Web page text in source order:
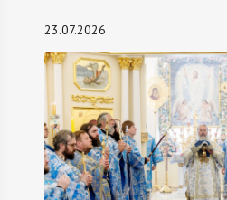
23.07.2026